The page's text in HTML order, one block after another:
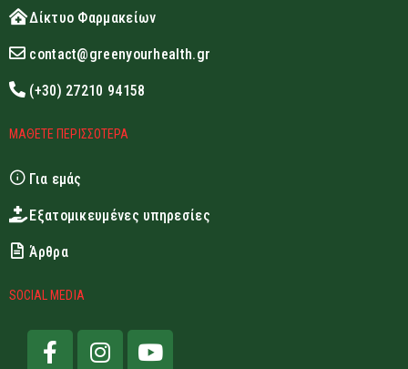
Δίκτυο Φαρμακείων
contact@greenyourhealth.gr
(+30) 27210 94158
ΜΑΘΕΤΕ ΠΕΡΙΣΣΟΤΕΡΑ
Για εμάς
Εξατομικευμένες υπηρεσίες
Άρθρα
SOCIAL MEDIA